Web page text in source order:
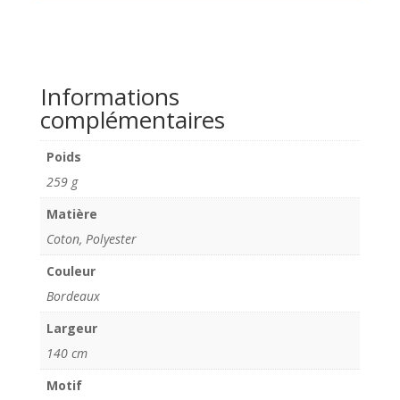
Informations
complémentaires
Poids
259 g
Matière
Coton, Polyester
Couleur
Bordeaux
Largeur
140 cm
Motif